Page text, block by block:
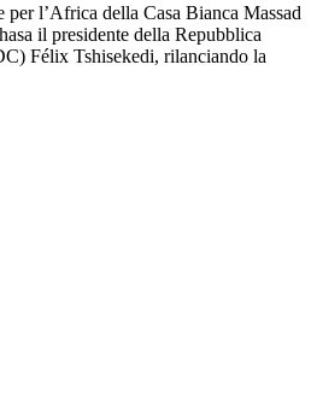
l’Africa della Casa Bianca Massad
il presidente della Repubblica
Félix Tshisekedi, rilanciando la